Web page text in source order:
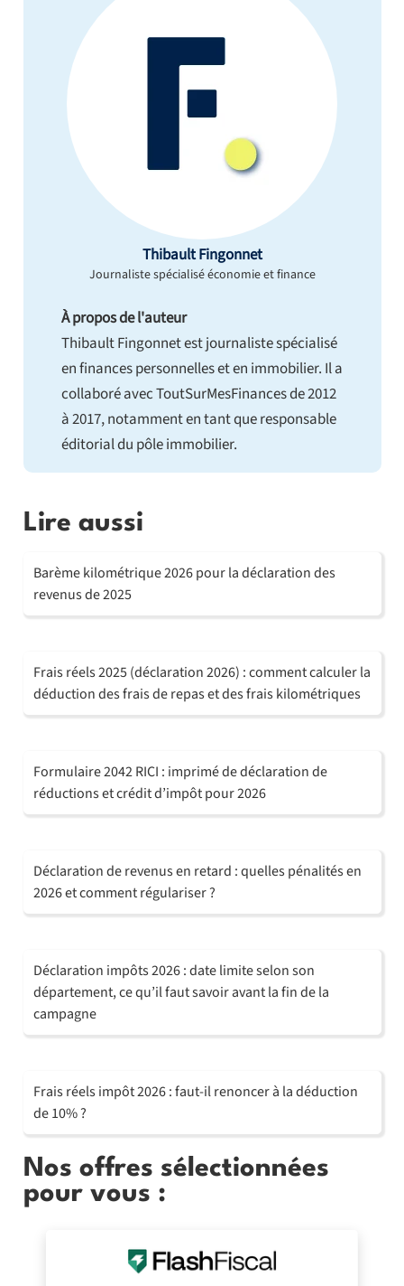
Thibault Fingonnet
Journaliste spécialisé économie et finance
À propos de l'auteur
Thibault Fingonnet est journaliste spécialisé
en finances personnelles et en immobilier. Il a
collaboré avec ToutSurMesFinances de 2012
à 2017, notamment en tant que responsable
éditorial du pôle immobilier.
Lire aussi
Barème kilométrique 2026 pour la déclaration des
revenus de 2025
Frais réels 2025 (déclaration 2026) : comment calculer la
déduction des frais de repas et des frais kilométriques
Formulaire 2042 RICI : imprimé de déclaration de
réductions et crédit d’impôt pour 2026
Déclaration de revenus en retard : quelles pénalités en
2026 et comment régulariser ?
Déclaration impôts 2026 : date limite selon son
département, ce qu’il faut savoir avant la fin de la
campagne
Frais réels impôt 2026 : faut-il renoncer à la déduction
de 10% ?
Nos offres sélectionnées
pour vous :